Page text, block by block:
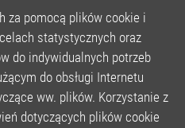
za pomocą plików cookie i
statystycznych oraz
do indywidualnych potrzeb
do obsługi Internetu
ww. plików. Korzystanie z
dotyczących plików cookie